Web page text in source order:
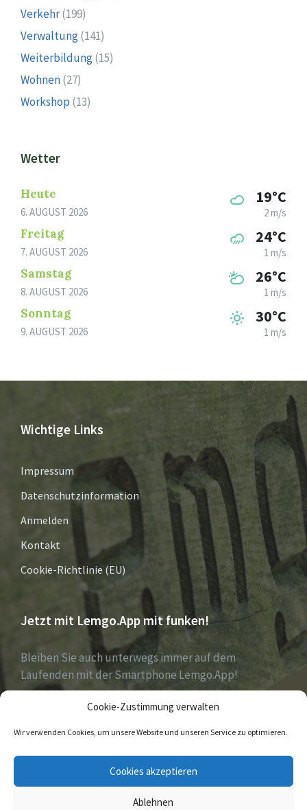
Cookie-Zustimmung verwalten
Wir verwenden Cookies, um unsere Website und unseren Service zu optimieren.
Cookies akzeptieren
Ablehnen
Verkehr(199)
Verwaltung(141)
Weiterbildung(15)
Wohnen(27)
Workshop (13)
Wetter
Heute
6. AUGUST 2026
19°C
2 m/s
Freitag
7. AUGUST 2026
24°C
1 m/s
Samstag
8. AUGUST 2026
26°C
1 m/s
Sonntag
9. AUGUST 2026
30°C
1 m/s
Wichtige Links
Impressum
Datenschutzinformation
Anmelden
Kontakt
Cookie-Richtlinie (EU)
Jetzt mit Lemgo.App mit funken!
Bleiben Sie auch unterwegs immer auf dem
Laufenden mit der Smartphone Lemgo.App!
Jetzt laden für iOS & Android
Facebook Twitter